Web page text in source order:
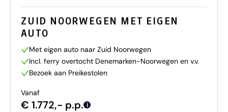
ZUID NOORWEGEN MET EIGEN
AUTO
Met eigen auto naar Zuid Noorwegen
Incl. ferry overtocht Denemarken-Noorwegen en v.v.
Bezoek aan Preikestolen
Vanaf
€ 1.772,- p.p. i